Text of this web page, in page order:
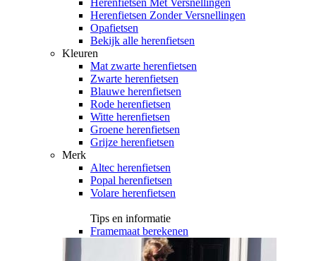
Herenfietsen Met Versnellingen
Herenfietsen Zonder Versnellingen
Opafietsen
Bekijk alle herenfietsen
Kleuren
Mat zwarte herenfietsen
Zwarte herenfietsen
Blauwe herenfietsen
Rode herenfietsen
Witte herenfietsen
Groene herenfietsen
Grijze herenfietsen
Merk
Altec herenfietsen
Popal herenfietsen
Volare herenfietsen
Tips en informatie
Framemaat berekenen